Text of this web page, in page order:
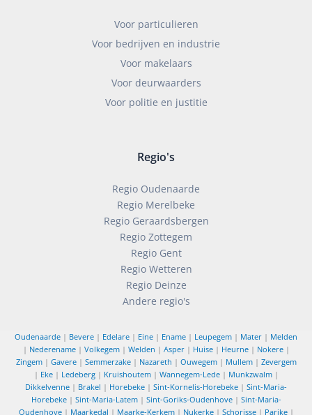
Voor particulieren
Voor bedrijven en industrie
Voor makelaars
Voor deurwaarders
Voor politie en justitie
Regio's
Regio Oudenaarde
Regio Merelbeke
Regio Geraardsbergen
Regio Zottegem
Regio Gent
Regio Wetteren
Regio Deinze
Andere regio's
Oudenaarde | Bevere | Edelare | Eine | Ename | Leupegem | Mater | Melden
| Nederename| Volkegem| Welden | Asper| Huise| Heurne| Nokere|
Zingem| Gavere| Semmerzake| Nazareth | Ouwegem| Mullem| Zevergem
| Eke| Ledeberg| Kruishoutem| Wannegem-Lede| Munkzwalm|
Dikkelvenne | Brakel | Horebeke | Sint-Kornelis-Horebeke | Sint-Maria-
Horebeke| Sint-Maria-Latem| Sint-Goriks-Oudenhove| Sint-Maria-
Oudenhove| Maarkedal | Maarke-Kerkem| Nukerke| Schorisse| Parike|